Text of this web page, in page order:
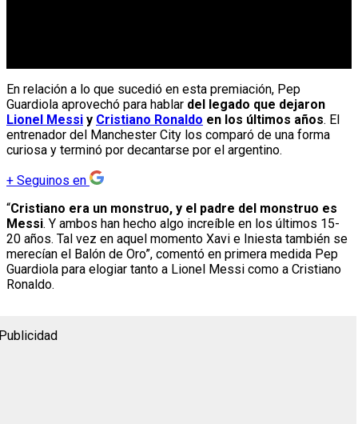
En relación a lo que sucedió en esta premiación, Pep
Guardiola aprovechó para hablar del legado que dejaron
Lionel Messi y Cristiano Ronaldo en los últimos años. El
entrenador del Manchester City los comparó de una forma
curiosa y terminó por decantarse por el argentino.
+ Seguinos en
“Cristiano era un monstruo, y el padre del monstruo es
Messi. Y ambos han hecho algo increíble en los últimos 15-
20 años. Tal vez en aquel momento Xavi e Iniesta también se
merecían el Balón de Oro”, comentó en primera medida Pep
Guardiola para elogiar tanto a Lionel Messi como a Cristiano
Ronaldo.